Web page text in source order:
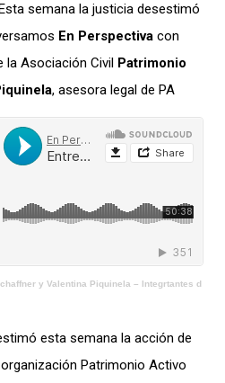
semana la justicia desestimó
En Perspectiva con
la Asociación Civil Patrimonio
, asesora legal de PA
y Valentina Piquinela – Integrtantes d
esta semana la acción de
Patrimonio Activo